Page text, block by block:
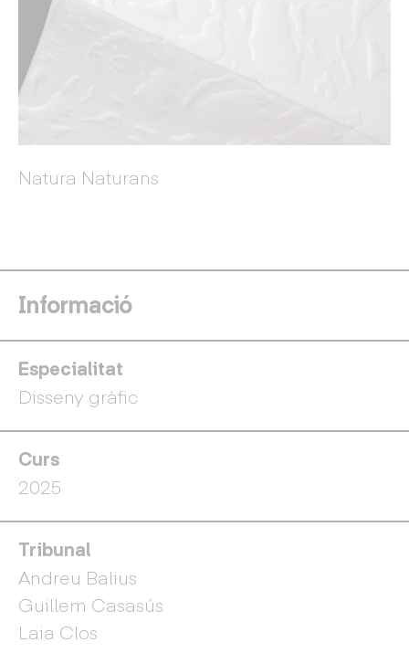
Natura Naturans
Informació
Especialitat
Disseny gràfic
Curs
2025
Tribunal
Andreu Balius
Guillem Casasús
Laia Clos